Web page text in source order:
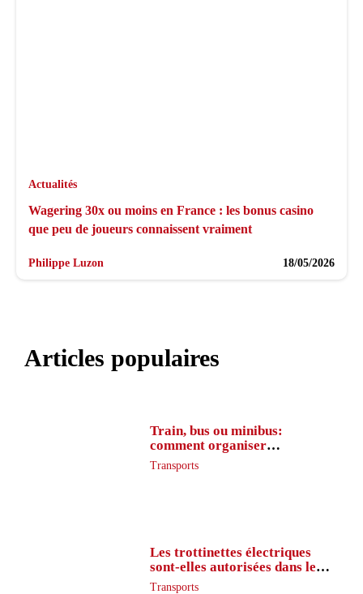
Actualités
Wagering 30x ou moins en France : les bonus casino
que peu de joueurs connaissent vraiment
Philippe Luzon 18/05/2026
Articles populaires
Train, bus ou minibus:
comment organiser
l’itinéraire en France
Transports
Les trottinettes électriques
sont-elles autorisées dans le
métro ?
Transports